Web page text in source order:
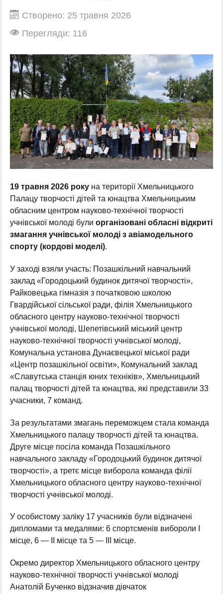
Створено: 25 травня 2026
Перегляди: 116
19 травня 2026 року на території Хмельницького
Палацу творчості дітей та юнацтва Хмельницьким
обласним центром науково-технічної творчості
учнівської молоді були організовані обласні відкриті
змагання учнівської молоді з авіамодельного
спорту (кордові моделі).
У заході взяли участь: Позашкільний навчальний
заклад «Городоцький будинок дитячої творчості»,
Райковецька гімназія з початковою школою
Гвардійської сільської ради, філія Хмельницького
обласного центру науково-технічної творчості
учнівської молоді, Шепетівський міський центр
науково-технічної творчості учнівської молоді,
Комунальна установа Дунаєвецької міської ради
«Центр позашкільної освіти», Комунальний заклад
«Славутська станція юних техніків», Хмельницький
палац творчості дітей та юнацтва, які представили 33
учасники, 7 команд.
За результатами змагань переможцем стала команда
Хмельницького палацу творчості дітей та юнацтва.
Друге місце посіла команда Позашкільного
навчального закладу «Городоцький будинок дитячої
творчості», а третє місце виборола команда філії
Хмельницького обласного центру науково-технічної
творчості учнівської молоді.
У особистому заліку 17 учасників були відзначені
дипломами та медалями: 6 спортсменів вибороли І
місце, 6 — ІІ місце та 5 — ІІІ місце.
Окремо директор Хмельницького обласного центру
науково-технічної творчості учнівської молоді
Анатолій Бученко відзначив дівчаток